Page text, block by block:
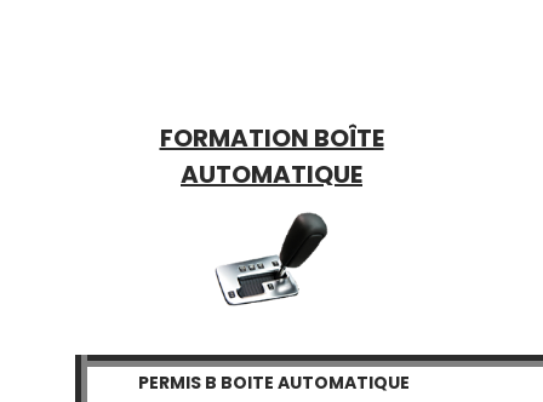
FORMATION BOÎTE
AUTOMATIQUE
PERMIS B BOITE AUTOMATIQUE